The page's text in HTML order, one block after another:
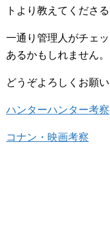
トより教えてくださ
一通り管理人がチェ
あるかもしれません。
どうぞよろしくお願
ハンターハンター考察
コナン・映画考察